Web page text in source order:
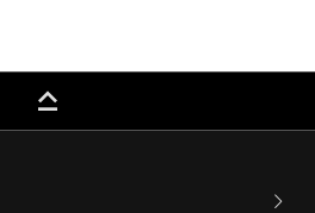
keyboard_capslock